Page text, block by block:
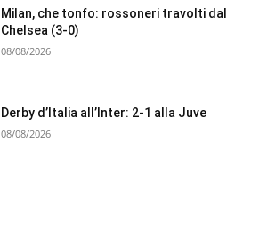
Milan, che tonfo: rossoneri travolti dal
Chelsea (3-0)
08/08/2026
Derby d’Italia all’Inter: 2-1 alla Juve
08/08/2026